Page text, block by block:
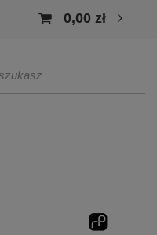
0,00 zł